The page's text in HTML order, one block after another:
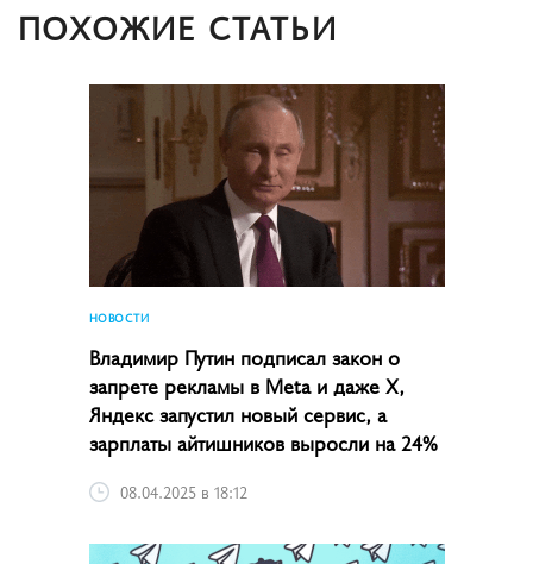
ПОХОЖИЕ СТАТЬИ
НОВОСТИ
Владимир Путин подписал закон о
запрете рекламы в Meta и даже X,
Яндекс запустил новый сервис, а
зарплаты айтишников выросли на 24%
08.04.2025 в 18:12